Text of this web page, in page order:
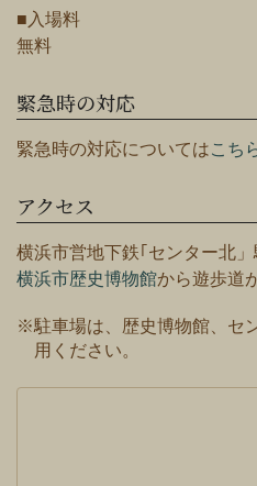
■入場料
無料
緊急時の対応
緊急時の対応についてはこち
アクセス
横浜市営地下鉄｢センター北
横浜市歴史博物館から遊歩道
※駐車場は、歴史博物館、セ
用ください。